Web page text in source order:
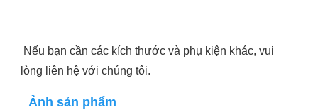
Nếu bạn cần các kích thước và phụ kiện khác, vui
lòng liên hệ với chúng tôi.
Ảnh sản phẩm